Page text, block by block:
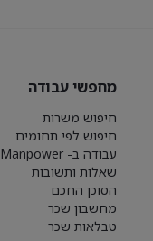
מחפשי עבודה
חיפוש משרות
חיפוש לפי תחומים
עבודה ב- Manpower
שאלות ותשובות
הסוכן החכם
מחשבון שכר
טבלאות שכר